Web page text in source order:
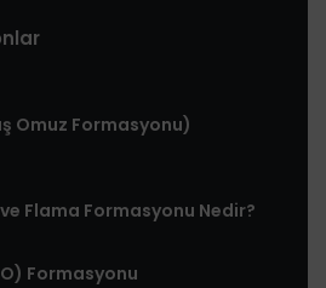
Omuz Formasyonu)
Flama Formasyonu Nedir?
Formasyonu